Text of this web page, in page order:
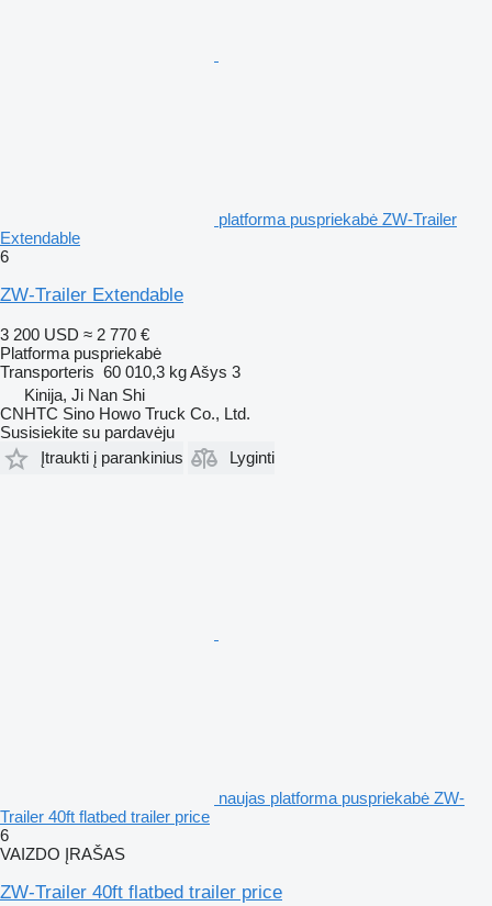
platforma puspriekabė ZW-Trailer
Extendable
6
ZW-Trailer Extendable
3 200 USD ≈ 2 770 €
Platforma puspriekabė
Transporteris 60 010,3 kgAšys 3
Kinija, Ji Nan Shi
CNHTC Sino Howo Truck Co., Ltd.
Susisiekite su pardavėju
Įtraukti į parankinius
Lyginti
naujas platforma puspriekabė ZW-
Trailer 40ft flatbed trailer price
6
VAIZDO ĮRAŠAS
ZW-Trailer 40ft flatbed trailer price